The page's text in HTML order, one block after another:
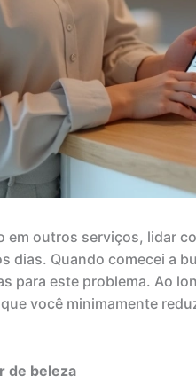
em outros serviços, lidar
dias. Quando comecei a
para este problema. Ao
você minimamente
de beleza